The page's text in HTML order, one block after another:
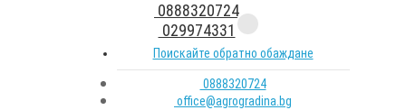
0888320724
029974331
Поискайте обратно обаждане
0888320724
office@agrogradina.bg